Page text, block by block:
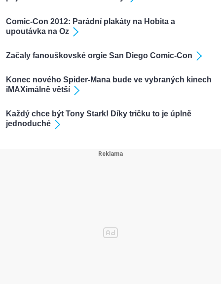
Comic-Con 2012: Parádní plakáty na Hobita a
upoutávka na Oz
Začaly fanouškovské orgie San Diego Comic-Con
Konec nového Spider-Mana bude ve vybraných kinech
iMAXimálně větší
Každý chce být Tony Stark! Díky tričku to je úplně
jednoduché